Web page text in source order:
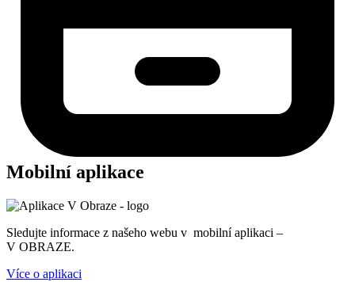
Mobilní aplikace
Sledujte informace z našeho webu v mobilní aplikaci –
V OBRAZE.
Více o aplikaci